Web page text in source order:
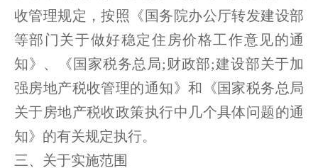
收管理规定，按照《国务院办公厅转发建设部
等部门关于做好稳定住房价格工作意见的通
知》、《国家税务总局;财政部;建设部关于加
强房地产税收管理的通知》和《国家税务总局
关于房地产税收政策执行中几个具体问题的通
知》的有关规定执行。
三、关于实施范围